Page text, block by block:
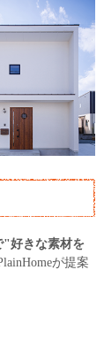
好きな素材を
が提案